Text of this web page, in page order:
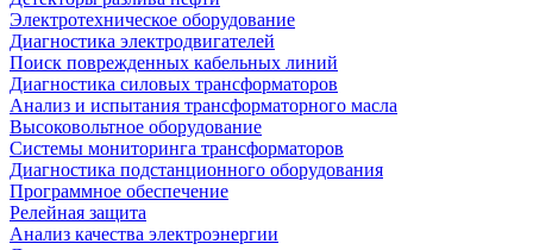
Электротехническое оборудование
Диагностика электродвигателей
Поиск поврежденных кабельных линий
Диагностика силовых трансформаторов
Анализ и испытания трансформаторного масла
Высоковольтное оборудование
Системы мониторинга трансформаторов
Диагностика подстанционного оборудования
Программное обеспечение
Релейная защита
Анализ качества электроэнергии